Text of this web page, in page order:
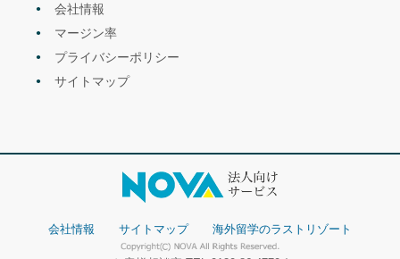
会社情報
マージン率
プライバシーポリシー
サイトマップ
会社情報 サイトマップ 海外留学のラストリゾート